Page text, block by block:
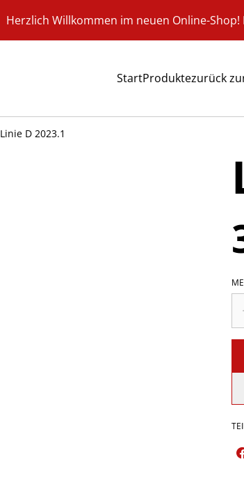
Herzlich Willkommen im neuen Online-
StartProduktezurück
Linie D 2023.1